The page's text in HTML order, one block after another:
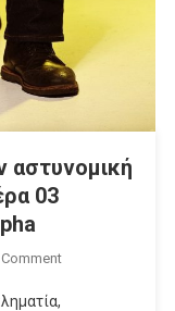
αστυνομική
03
On